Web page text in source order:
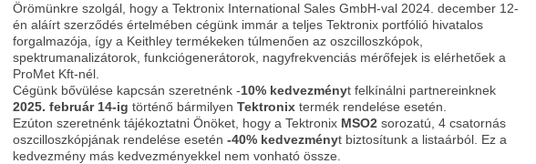
Örömünkre szolgál, hogy a Tektronix International Sales GmbH-val 2024. december 12-
én aláírt szerződés értelmében cégünk immár a teljes Tektronix portfólió hivatalos
forgalmazója, így a Keithley termékeken túlmenően az oszcilloszkópok,
spektrumanalizátorok, funkciógenerátorok, nagyfrekvenciás mérőfejek is elérhetőek a
ProMet Kft-nél.
Cégünk bővülése kapcsán szeretnénk -10% kedvezményt felkínálni partnereinknek
2025. február 14-ig történő bármilyen Tektronix termék rendelése esetén.
Ezúton szeretnénk tájékoztatni Önöket, hogy a Tektronix MSO2 sorozatú, 4 csatornás
oszcilloszkópjának rendelése esetén -40% kedvezményt biztosítunk a listaárból. Ez a
kedvezmény más kedvezményekkel nem vonható össze.